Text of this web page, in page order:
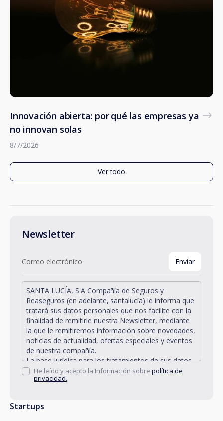
Innovación abierta: por qué las empresas ya
no innovan solas
8/7/2026
Ver todo
Startups
Newsletter
SANTA LUCÍA, S.A Compañía de Seguros y
Reaseguros (en adelante, santalucía) le informa que
tratará sus datos personales que nos facilite con la
finalidad de remitirle nuestra Newsletter, mediante
la que le remitiremos información sobre novedades,
noticias de actualidad, ofertas especiales y eventos
de nuestra compañía.
La base jurídica para los tratamientos de sus datos
personales descritos se encuentra en la propia
gestión y desarrollo de la relación jurídica existente
Santalucía le informa que puede ejercitar sus
He leído y acepto la Información sobre política de
privacidad.